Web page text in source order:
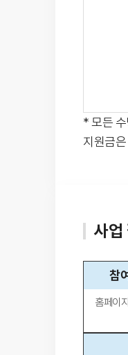
* 모든
지원금
사업
참
홈페이